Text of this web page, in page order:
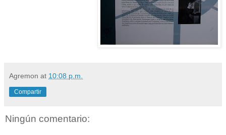
Agremon at 10:08 p.m.
Compartir
Ningún comentario: